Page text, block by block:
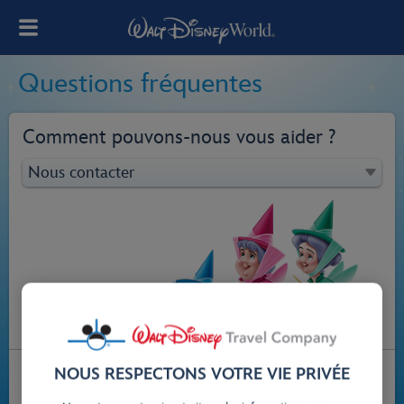
Questions fréquentes
Comment pouvons‑nous vous aider ?
Nous contacter
NOUS RESPECTONS VOTRE VIE PRIVÉE